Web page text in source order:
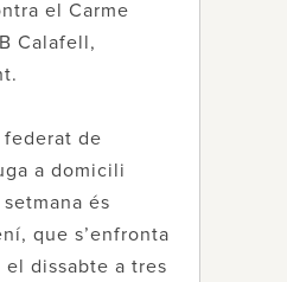
el Carme
Calafell,
federat de
a domicili
és
que s’enfronta
el dissabte a tres